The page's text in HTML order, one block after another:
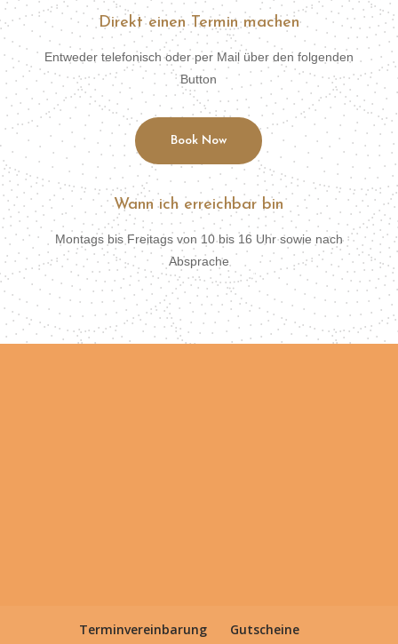
Direkt einen Termin machen
Entweder telefonisch oder per Mail über den folgenden
Button
Book Now
Wann ich erreichbar bin
Montags bis Freitags von 10 bis 16 Uhr sowie nach
Absprache
Terminvereinbarung
Gutscheine